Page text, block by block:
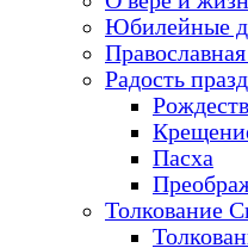
Юбилейные
Радость
Пасха
Толкование